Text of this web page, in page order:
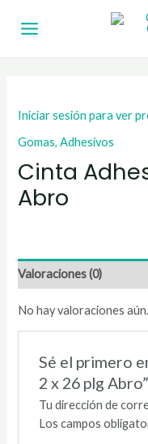
Iniciar sesión para ver
Gomas, Adhesivos
Cinta
Abro
Valoraciones (0)
No hay valoraciones aún.
Sé el primero
2 x 26 plg Abro”
Tu dirección de
Los campos